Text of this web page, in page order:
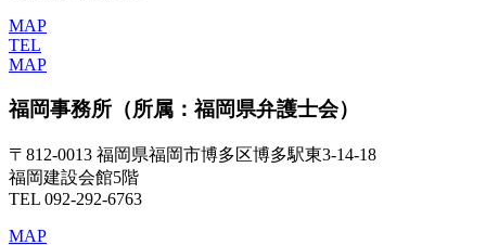
MAP
TEL
MAP
福岡事務所 （所属：福岡県弁護士会）
〒812-0013 福岡県福岡市博多区博多駅東3-14-18
福岡建設会館5階
TEL 092-292-6763
MAP